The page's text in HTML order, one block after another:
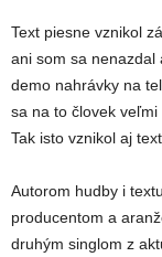
Text piesne vznikol
ani som sa nenazdal
demo nahrávky na
sa na to človek
Tak isto vznikol aj
Autorom hudby i
producentom a
druhým singlom z